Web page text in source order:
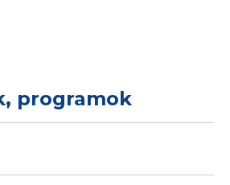
programok